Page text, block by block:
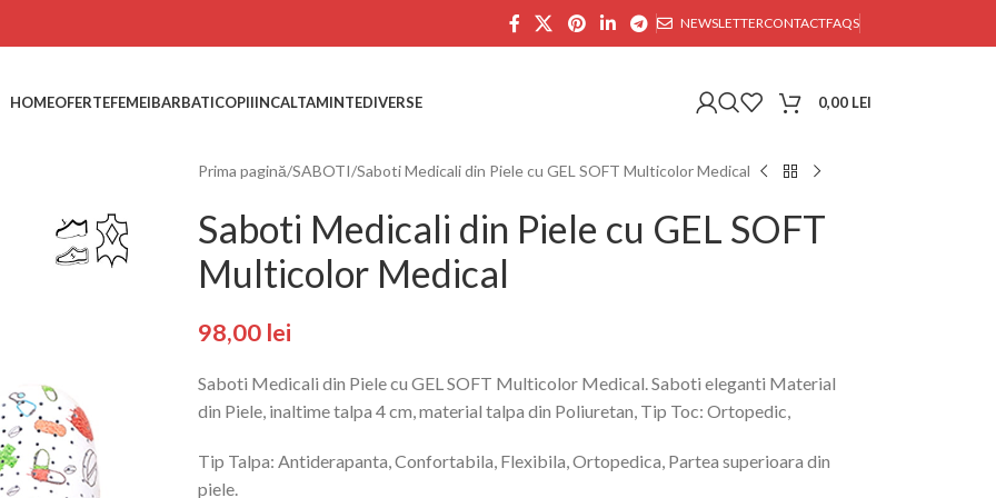
NEWSLETTERCONTACTFAQS
HOMEOFERTEFEMEIBARBATICOPIIINCALTAMINTEDIVERSE 0,00 LEI
Prima pagină SABOTI Saboti Medicali din Piele cu GEL SOFT Multicolor Medical
Saboti Medicali din Piele cu GEL SOFT
Multicolor Medical
98,00 lei
Saboti Medicali din Piele cu GEL SOFT Multicolor Medical. Saboti eleganti Material
din Piele, inaltime talpa 4 cm, material talpa din Poliuretan, Tip Toc: Ortopedic,
Tip Talpa: Antiderapanta, Confortabila, Flexibila, Ortopedica, Partea superioara din
piele.